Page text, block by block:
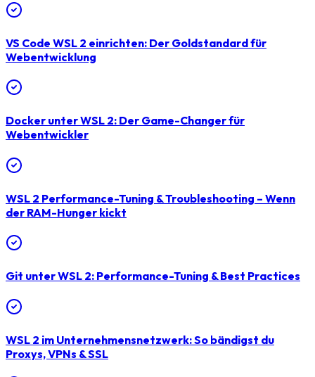
VS Code WSL 2 einrichten: Der Goldstandard für
Webentwicklung
Docker unter WSL 2: Der Game-Changer für
Webentwickler
WSL 2 Performance-Tuning & Troubleshooting – Wenn
der RAM-Hunger kickt
Git unter WSL 2: Performance-Tuning & Best Practices
WSL 2 im Unternehmensnetzwerk: So bändigst du
Proxys, VPNs & SSL